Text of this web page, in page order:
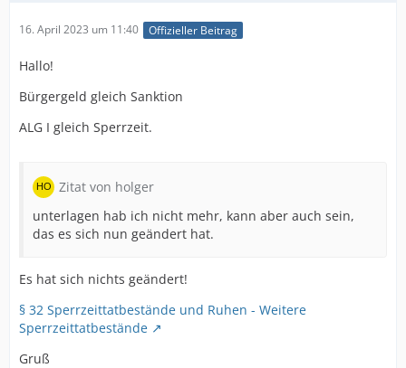
16. April 2023 um 11:40 Offizieller Beitrag
Hallo!
Bürgergeld gleich Sanktion
ALG I gleich Sperrzeit.
Zitat von holger
unterlagen hab ich nicht mehr, kann aber auch sein,
das es sich nun geändert hat.
Es hat sich nichts geändert!
§ 32 Sperrzeittatbestände und Ruhen - Weitere
Sperrzeittatbestände
Gruß